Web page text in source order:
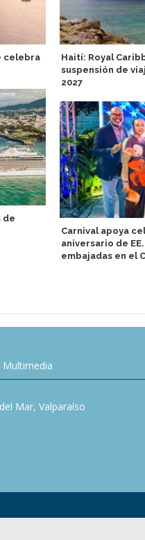
celebra
de
Haití: Royal
suspensión de
2027
Carnival apoya
aniversario de
embajadas en el
Multimedia
Mar, Valparaíso